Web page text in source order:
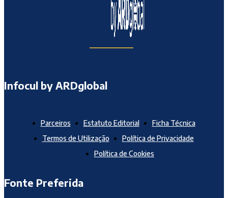
Infocul by ARDglobal
Parceiros Estatuto Editorial
Ficha Técnica
Termos de Utilização
Política de Privacidade
Política de Cookies
Fonte Preferida